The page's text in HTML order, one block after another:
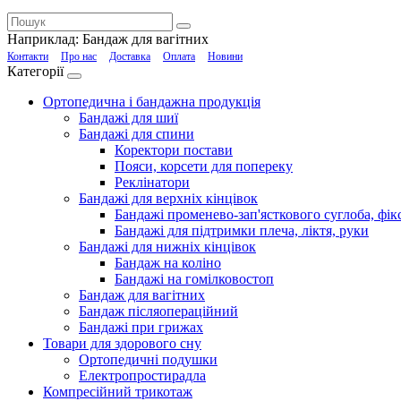
Наприклад: Бандаж для вагітних
Контакти Про нас Доставка Оплата Новини
Категорії
Ортопедична і бандажна продукція
Бандажі для шиї
Бандажі для спини
Коректори постави
Пояси, корсети для попереку
Реклінатори
Бандажі для верхніх кінцівок
Бандажі променево-зап'ясткового суглоба,
Бандажі для підтримки плеча, ліктя, руки
Бандажі для нижніх кінцівок
Бандаж на коліно
Бандажі на гомілковостоп
Бандаж для вагітних
Бандаж післяопераційний
Бандажі при грижах
Товари для здорового сну
Ортопедичні подушки
Електропростирадла
Компресійний трикотаж